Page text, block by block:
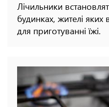
Лічильники
будинках, жителі
для приготуванні їжі.